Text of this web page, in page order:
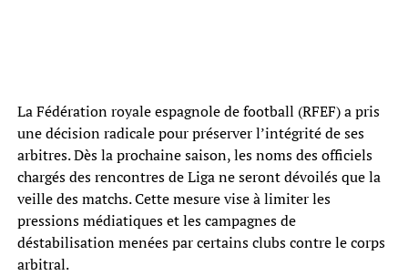
La Fédération royale espagnole de football (RFEF) a pris
une décision radicale pour préserver l’intégrité de ses
arbitres. Dès la prochaine saison, les noms des officiels
chargés des rencontres de Liga ne seront dévoilés que la
veille des matchs. Cette mesure vise à limiter les
pressions médiatiques et les campagnes de
déstabilisation menées par certains clubs contre le corps
arbitral.